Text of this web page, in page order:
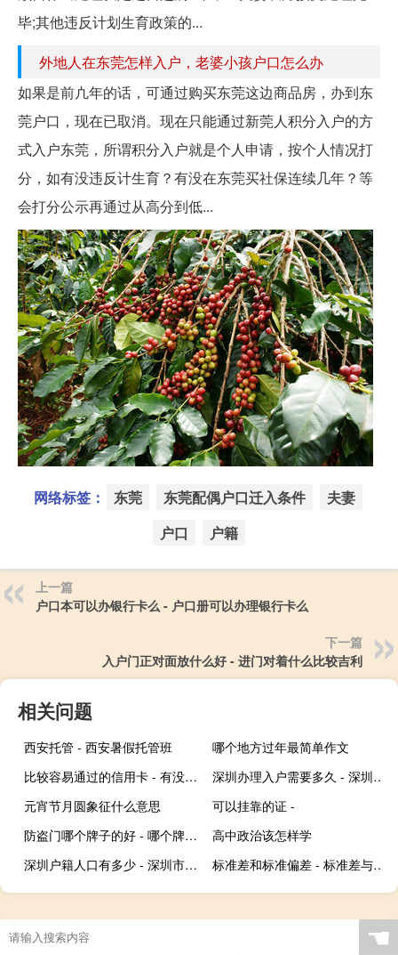
毕;其他违反计划生育政策的...
外地人在东莞怎样入户，老婆小孩户口怎么办
如果是前凣年的话，可通过购买东莞这边商品房，办到东
莞户口，现在已取消。现在只能通过新莞人积分入户的方
式入户东莞，所谓积分入户就是个人申请，按个人情况打
分，如有没违反计生育？有没在东莞买社保连续几年？等
会打分公示再通过从高分到低...
网络标签： 东莞 东莞配偶户口迁入条件
夫妻
户口
户籍
上一篇
户口本可以办银行卡么 - 户口册可以办理银行卡么
下一篇
入户门正对面放什么好 - 进门对着什么比较吉利
相关问题
西安托管 - 西安暑假托管班
哪个地方过年最简单作文
比较容易通过的信用卡 - 有没有必过的信用卡
深圳办理入户需要多久 - 深圳人才引进落户需要多久
元宵节月圆象征什么意思
可以挂靠的证 -
防盗门哪个牌子的好 - 哪个牌子的防盗门好一点
高中政治该怎样学
深圳户籍人口有多少 - 深圳市现有户籍人口
标准差和标准偏差 - 标准差与标准偏差公式一样吗
☚